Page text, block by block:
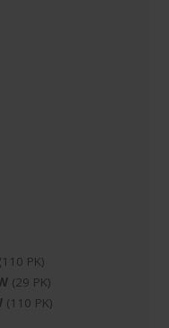
(110 PK)
(29 PK)
(110 PK)